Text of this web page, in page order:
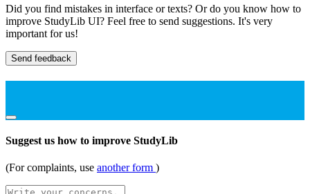
Did you find mistakes in interface or texts? Or do you know how to
improve StudyLib UI? Feel free to send suggestions. It's very
important for us!
Send feedback
Suggest us how to improve StudyLib
(For complaints, use another form )